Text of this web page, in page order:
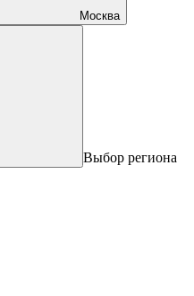
Москва
Выбор региона